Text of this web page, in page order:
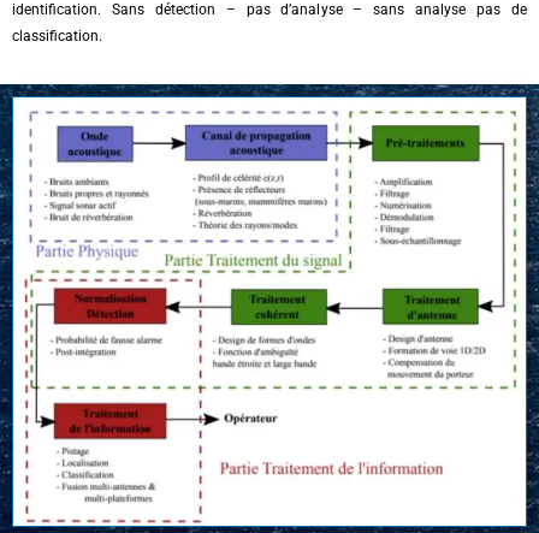
identification. Sans détection – pas d’analyse – sans analyse pas de
classification.